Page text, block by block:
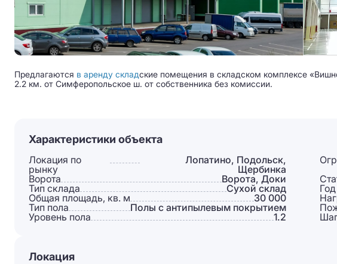
Предлагаются в аренду складские помещения в складском комплексе
2.2 км. от Симферопольское ш. от собственника без комиссии.
Характеристики объекта
Локация по
рынку
Лопатино, Подольск,
Щербинка
Ворота
Ворота, Доки
Тип склада
Сухой склад
Общая площадь, кв. м
30 000
Тип пола
Полы с антипылевым покрытием
Уровень пола
1.2
Локация